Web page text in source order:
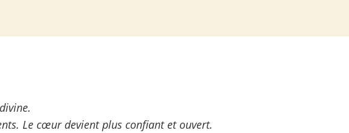
Le cœur devient plus confiant et ouvert.